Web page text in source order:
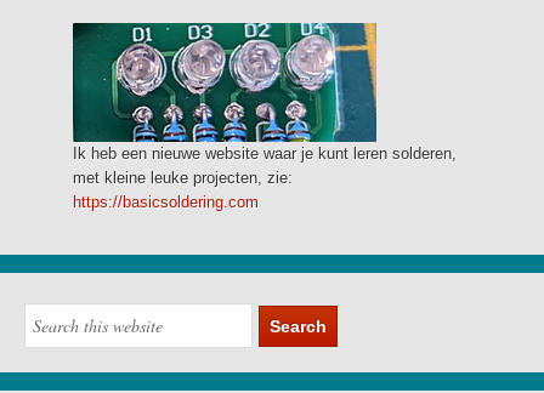
Ik heb een nieuwe website waar je kunt leren solderen,
met kleine leuke projecten, zie:
https://basicsoldering.com